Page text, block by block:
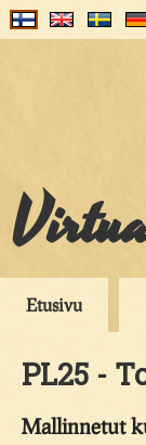
Etusivu
PL25 -
Mallinnetut